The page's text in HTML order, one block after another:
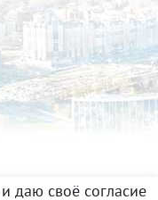
даю своё согласие